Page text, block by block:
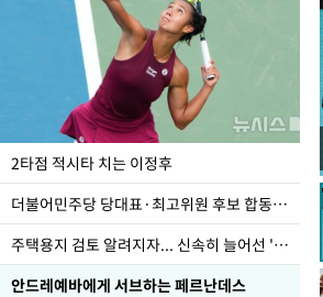
2타점 적시타 치는 이정후
더불어민주당 당대표·최고위원 후보 합동연설회
주택용지 검토 알려지자... 신속히 늘어선 '근조화환'
안드레예바에게 서브하는 페르난데스